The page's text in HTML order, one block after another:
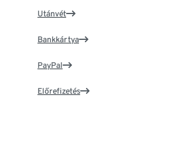
Utánvét
Bankkártya
PayPal
Előrefizetés